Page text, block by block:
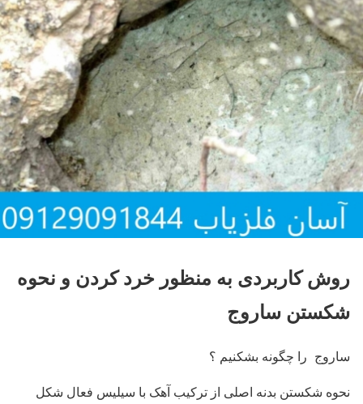
روش کاربردی به منظور خرد کردن و نحوه
شکستن ساروج
ساروج را چگونه بشکنیم ؟
نحوه شکستن بدنه اصلی از ترکیب آهک با سیلیس فعال شکل